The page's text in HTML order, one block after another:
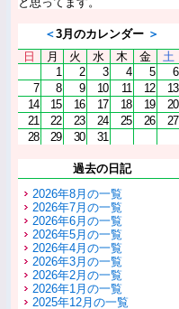
＜3月のカレンダー ＞
日
月 火 水 木 金
土
1
2 3 4 5
6
7
8 9 10 11 12
13
14
15 16 17 18 19
20
21
22 23 24 25 26
27
28
29 30 31
過去の日記
2026年8月の一覧
2026年7月の一覧
2026年6月の一覧
2026年5月の一覧
2026年4月の一覧
2026年3月の一覧
2026年2月の一覧
2026年1月の一覧
2025年12月の一覧